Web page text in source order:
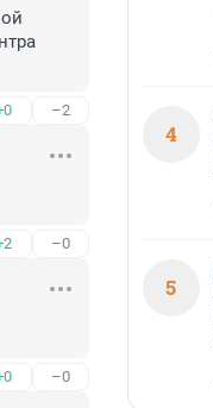
–2
–0
–0
4
5